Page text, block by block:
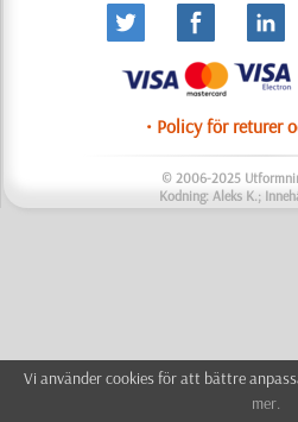
• Policy för returer
© 2006-2025
Kodning: Aleks K.;
Vi använder cookies för att bättre
mer.